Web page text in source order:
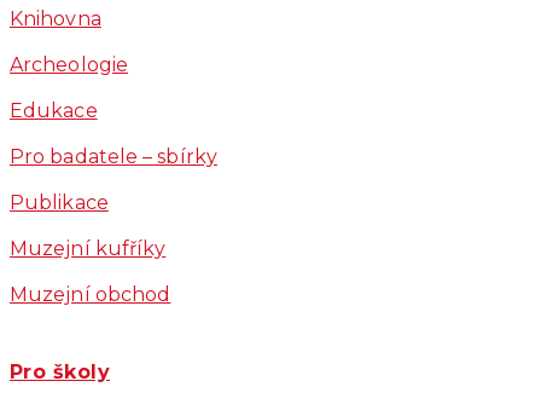
Knihovna
Archeologie
Edukace
Pro badatele – sbírky
Publikace
Muzejní kufříky
Muzejní obchod
Pro školy